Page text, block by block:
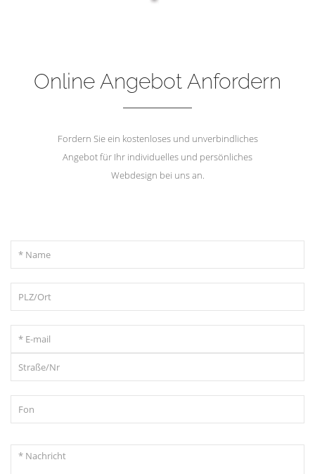
Online Angebot Anfordern
Fordern Sie ein kostenloses und unverbindliches
Angebot für Ihr individuelles und persönliches
Webdesign bei uns an.